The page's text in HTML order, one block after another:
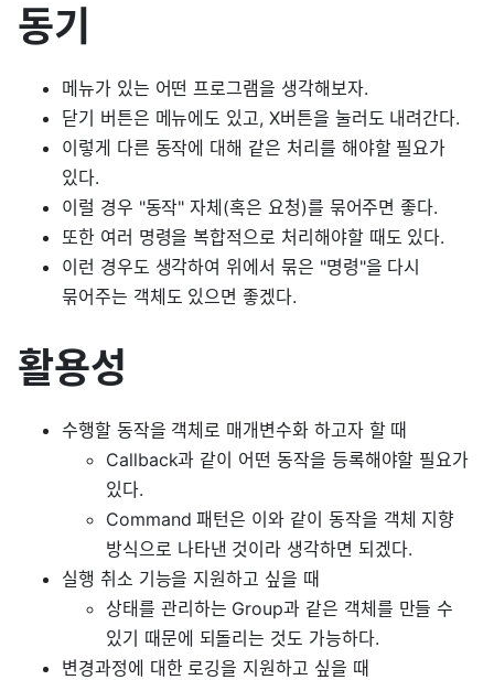
동기
메뉴가 있는 어떤 프로그램을 생각해보자.
닫기 버튼은 메뉴에도 있고, X버튼을 눌러도 내려간다.
이렇게 다른 동작에 대해 같은 처리를 해야할 필요가
있다.
이럴 경우 "동작" 자체(혹은 요청)를 묶어주면 좋다.
또한 여러 명령을 복합적으로 처리해야할 때도 있다.
이런 경우도 생각하여 위에서 묶은 "명령"을 다시
묶어주는 객체도 있으면 좋겠다.
활용성
수행할 동작을 객체로 매개변수화 하고자 할 때
Callback과 같이 어떤 동작을 등록해야할 필요가
있다.
Command 패턴은 이와 같이 동작을 객체 지향
방식으로 나타낸 것이라 생각하면 되겠다.
실행 취소 기능을 지원하고 싶을 때
상태를 관리하는 Group과 같은 객체를 만들 수
있기 때문에 되돌리는 것도 가능하다.
변경과정에 대한 로깅을 지원하고 싶을 때